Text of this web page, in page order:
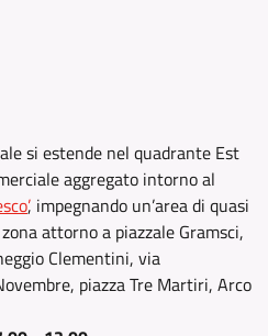
si estende nel quadrante Est
aggregato intorno al
, impegnando un’area di quasi
attorno a piazzale Gramsci,
Clementini, via
piazza Tre Martiri, Arco